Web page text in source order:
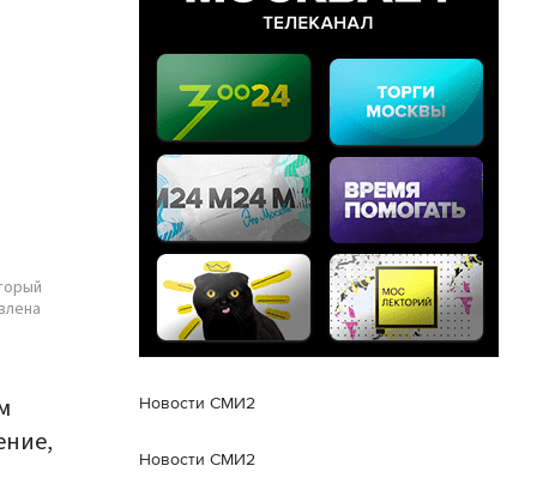
Новости СМИ2
Новости СМИ2